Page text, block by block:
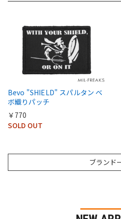
Bevo "SHIELD" スパルタン ベ
ボ織りパッチ
￥770
SOLD OUT
ブランド